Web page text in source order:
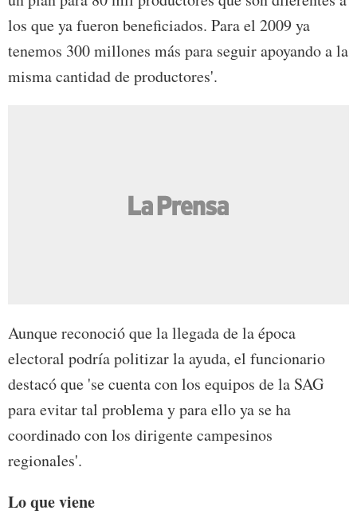
los que ya fueron beneficiados. Para el 2009 ya
tenemos 300 millones más para seguir apoyando a la
misma cantidad de productores'.
Aunque reconoció que la llegada de la época
electoral podría politizar la ayuda, el funcionario
destacó que 'se cuenta con los equipos de la SAG
para evitar tal problema y para ello ya se ha
coordinado con los dirigente campesinos
regionales'.
Lo que viene